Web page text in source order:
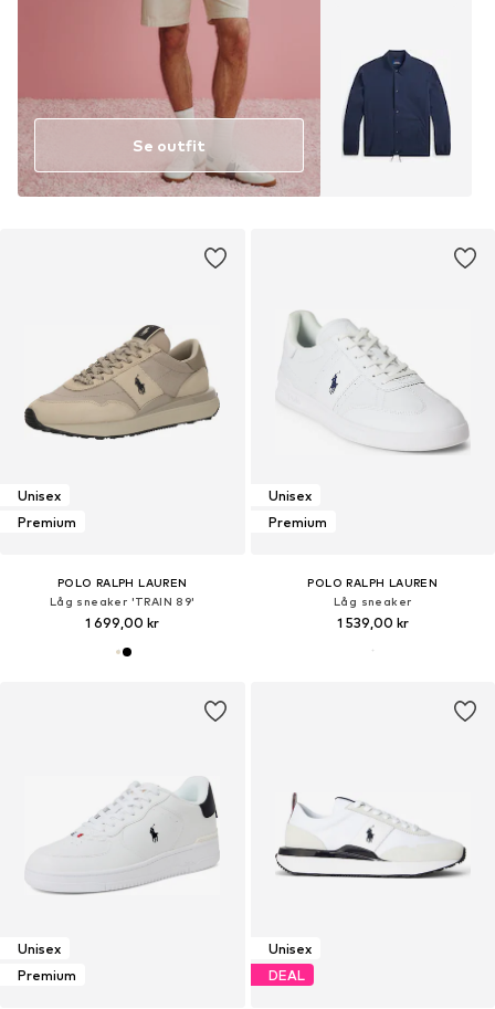
Se outfit
Unisex
Premium
POLO RALPH LAUREN
Låg sneaker 'TRAIN 89'
1 699,00 kr
Unisex
Premium
POLO RALPH LAUREN
Låg sneaker
1 539,00 kr
Unisex
Premium
Unisex
DEAL